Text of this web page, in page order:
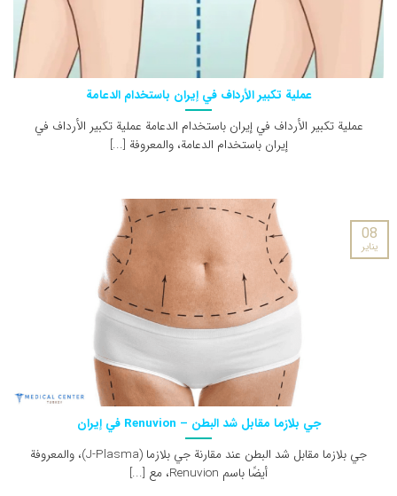
عملية تكبير الأرداف في إيران باستخدام الدعامة
عملية تكبير الأرداف في إيران باستخدام الدعامة عملية تكبير الأرداف في
إيران باستخدام الدعامة، والمعروفة [...]
جي بلازما مقابل شد البطن – Renuvion في إيران
جي بلازما مقابل شد البطن عند مقارنة جي بلازما (J-Plasma)، والمعروفة
أيضًا باسم Renuvion، مع [...]
08
يناير